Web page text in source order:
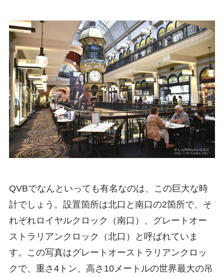
QVBでなんといっても有名なのは、この巨大な時
計でしょう。設置箇所は北口と南口の2箇所で、そ
れぞれロイヤルクロック（南口）、グレートオー
ストラリアンクロック（北口）と呼ばれていま
す。この写真はグレートオーストラリアンクロッ
クで、重さ4トン、高さ10メートルの世界最大の吊